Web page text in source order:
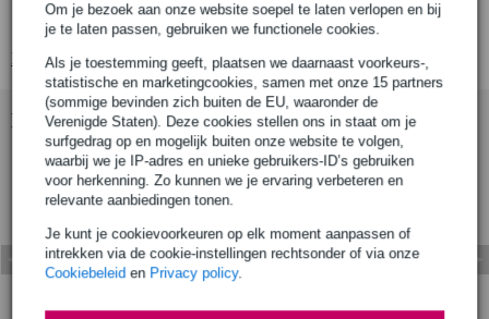
Om je bezoek aan onze website soepel te laten verlopen en bij
je te laten passen, gebruiken we functionele cookies.
Als je toestemming geeft, plaatsen we daarnaast voorkeurs-,
statistische en marketingcookies, samen met onze 15 partners
(sommige bevinden zich buiten de EU, waaronder de
Verenigde Staten). Deze cookies stellen ons in staat om je
surfgedrag op en mogelijk buiten onze website te volgen,
waarbij we je IP-adres en unieke gebruikers-ID’s gebruiken
voor herkenning. Zo kunnen we je ervaring verbeteren en
relevante aanbiedingen tonen.
Je kunt je cookievoorkeuren op elk moment aanpassen of
intrekken via de cookie-instellingen rechtsonder of via onze
Cookiebeleid en Privacy policy.
hoogte: 400 mm (15.748″)
Bekijk alle productspecificaties
Bekijk ook eens (5)